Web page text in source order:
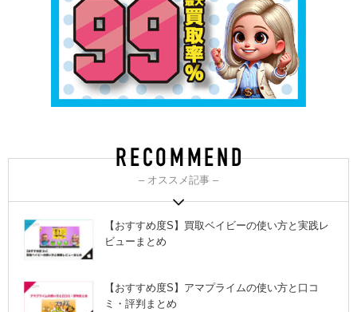
– オススメ記事 –
【おすすめ度S】買取ベイビーの使い方と実践レ
ビューまとめ
【おすすめ度S】アマプライムの使い方と口コ
ミ・評判まとめ